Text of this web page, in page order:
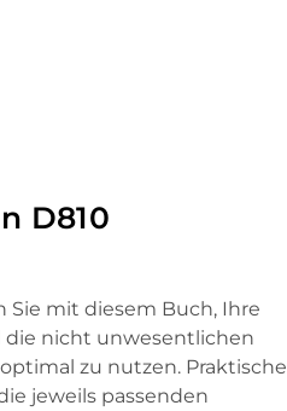
D810
Sie mit diesem Buch, Ihre
die nicht unwesentlichen
zu nutzen. Praktische
jeweils passenden